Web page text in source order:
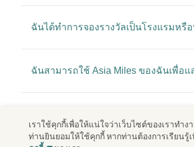
ฉันได้ทำการจองรางวัลเป็นโรงแรมหรื
ฉันสามารถใช้ Asia Miles ของฉันเพื่อ
เราใช้คุกกี้เพื่อให้แน่ใจว่าเว็บไซต์ของเราทํ
ท่านยินยอมให้ใช้คุกกี้ หากท่านต้องการเรียนรู้